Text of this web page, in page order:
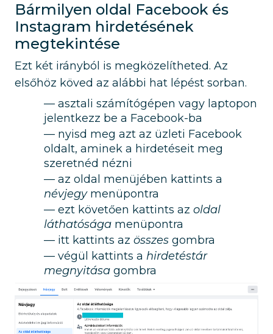
Bármilyen oldal Facebook és
Instagram hirdetésének
megtekintése
Ezt két irányból is megközelítheted. Az
elsőhöz köved az alábbi hat lépést sorban.
asztali számítógépen vagy laptopon
jelentkezz be a Facebook-ba
nyisd meg azt az üzleti Facebook
oldalt, aminek a hirdetéseit meg
szeretnéd nézni
az oldal menüjében kattints a
névjegymenüpontra
ezt követően kattints az oldal
láthatósága menüpontra
itt kattints az összes gombra
végül kattints a hirdetéstár
megnyitása gombra